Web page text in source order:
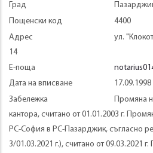
Град
Пощенски код
4400
Адрес
ул.
14
Е-поща
Дата на вписване
17.09.1998
Забележка
Промяна
кантора, считано от 01.01.2003 г.
РС-София в РС-Пазарджик, съгласно
3/01.03.2021 г.), считано от 09.03.2021